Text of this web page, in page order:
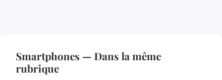
Smartphones — Dans la même
rubrique